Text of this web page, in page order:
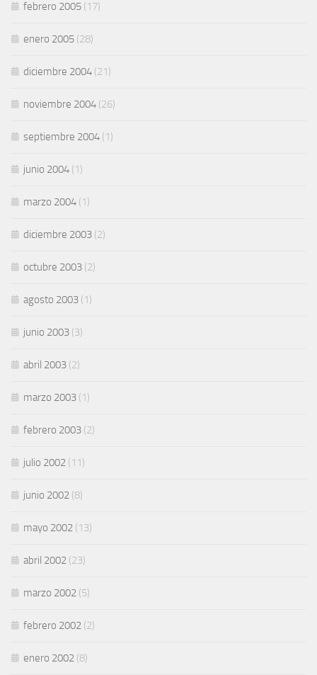
febrero 2005 (17)
enero 2005 (28)
diciembre 2004 (21)
noviembre 2004 (26)
septiembre 2004 (1)
junio 2004 (1)
marzo 2004 (1)
diciembre 2003 (2)
octubre 2003 (2)
agosto 2003 (1)
junio 2003 (3)
abril 2003 (2)
marzo 2003 (1)
febrero 2003 (2)
julio 2002 (11)
junio 2002 (8)
mayo 2002 (13)
abril 2002 (23)
marzo 2002 (5)
febrero 2002 (2)
enero 2002 (8)